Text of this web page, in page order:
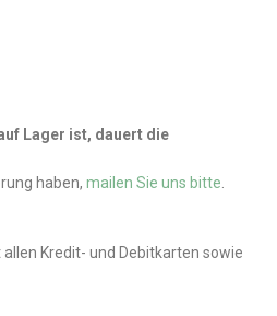
Lager ist, dauert die
haben, mailen Sie uns bitte
Kredit- und Debitkarten sowie